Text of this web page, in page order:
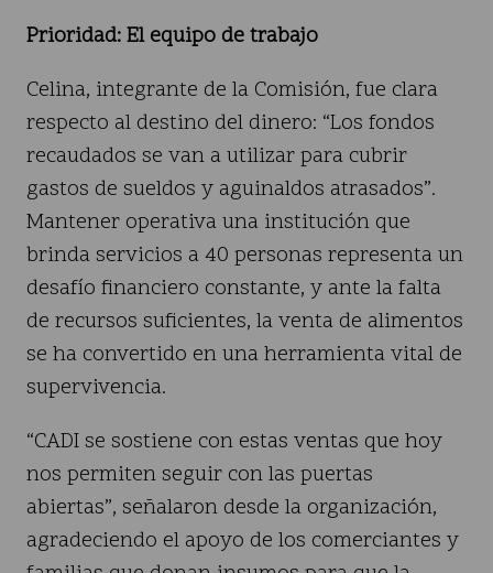
Prioridad: El equipo de trabajo
Celina, integrante de la Comisión, fue clara
respecto al destino del dinero: “Los fondos
recaudados se van a utilizar para cubrir
gastos de sueldos y aguinaldos atrasados”.
Mantener operativa una institución que
brinda servicios a 40 personas representa un
desafío financiero constante, y ante la falta
de recursos suficientes, la venta de alimentos
se ha convertido en una herramienta vital de
supervivencia.
“CADI se sostiene con estas ventas que hoy
nos permiten seguir con las puertas
abiertas”, señalaron desde la organización,
agradeciendo el apoyo de los comerciantes y